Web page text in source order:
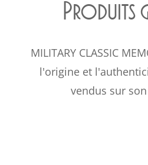
Produits
MILITARY CLASSIC
l'origine et
vendus sur